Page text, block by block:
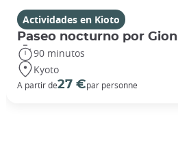
Actividades en Kioto
Paseo nocturno por Gion
90 minutos
Kyoto
A partir de27 €par personne